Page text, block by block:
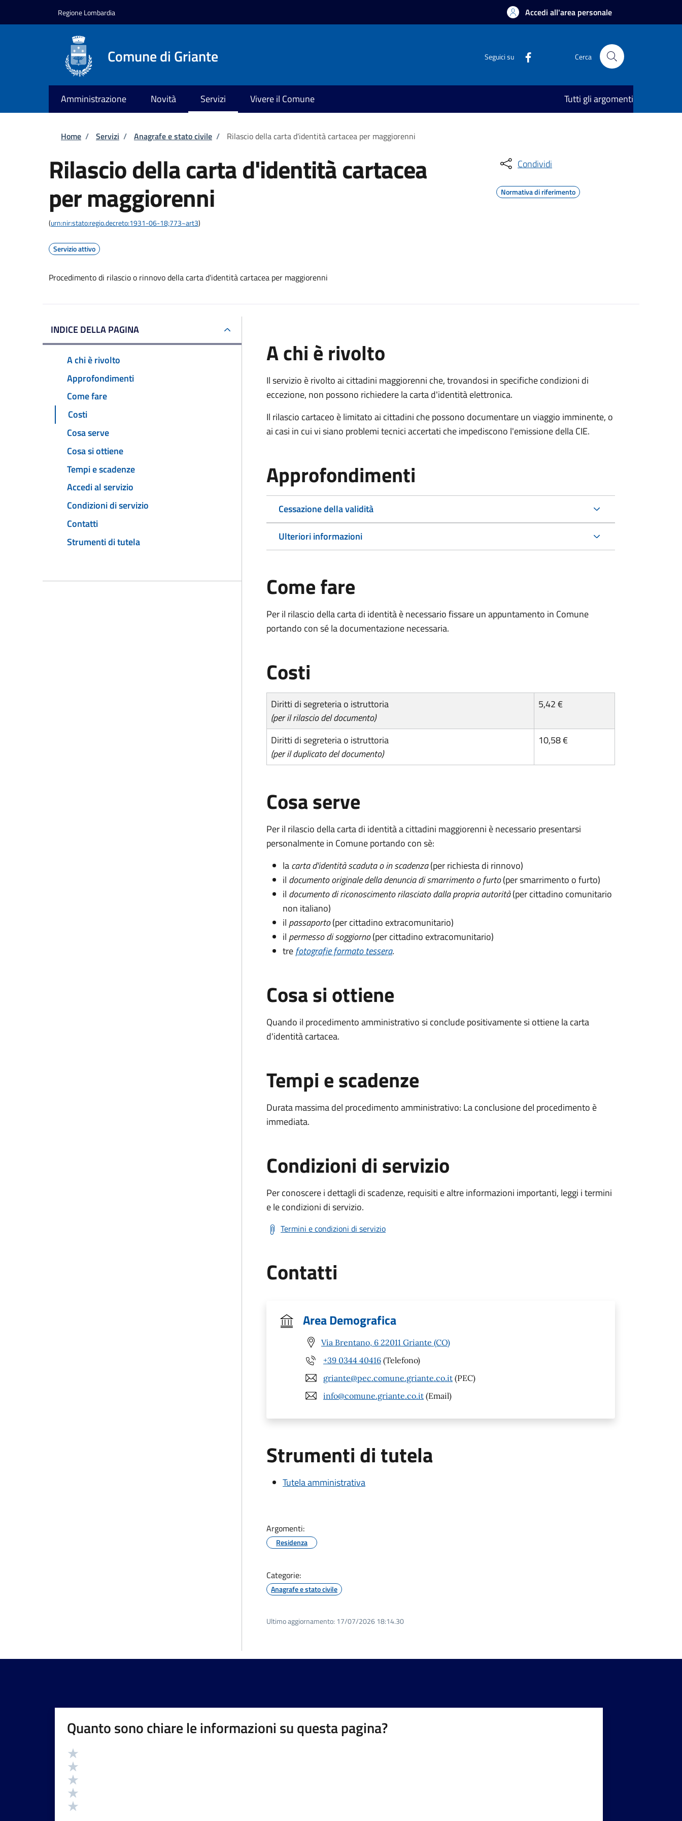
Regione Lombardia Accedi all'area personale
Comune di Griante Seguici su Cerca
Amministrazione Novità Servizi Vivere il Comune Tutti gli argomenti
Briciole di pane
Home / Servizi / Anagrafe e stato civile / Rilascio della carta d'identità cartacea per maggiorenni
Rilascio della carta d'identità cartacea
per maggiorenni
(urn:nir:stato:regio.decreto:1931-06-18;773~art3)
Servizio attivo
Procedimento di rilascio o rinnovo della carta d'identità cartacea per maggiorenni
Condividi
Normativa di riferimento
INDICE DELLA PAGINA
A chi è rivolto
Approfondimenti
Come fare
Costi
Cosa serve
Cosa si ottiene
Tempi e scadenze
Accedi al servizio
Condizioni di servizio
Contatti
Strumenti di tutela
A chi è rivolto
Il servizio è rivolto ai cittadini maggiorenni che, trovandosi in specifiche condizioni di
eccezione, non possono richiedere la carta d'identità elettronica.
Il rilascio cartaceo è limitato ai cittadini che possono documentare un viaggio imminente, o
ai casi in cui vi siano problemi tecnici accertati che impediscono l'emissione della CIE.
Approfondimenti
Cessazione della validità
Ulteriori informazioni
Come fare
Per il rilascio della carta di identità è necessario fissare un appuntamento in Comune
portando con sé la documentazione necessaria.
Costi
Diritti di segreteria o istruttoria
(per il rilascio del documento)
5,42 €
Diritti di segreteria o istruttoria
(per il duplicato del documento)
10,58 €
Cosa serve
Per il rilascio della carta di identità a cittadini maggiorenni è necessario presentarsi
personalmente in Comune portando con sè:
lacarta d'identità scaduta o in scadenza(per richiesta di rinnovo)
il documento originale della denuncia di smarrimento o furto(per smarrimento o furto)
il documento di riconoscimento rilasciato dalla propria autorità(per cittadino comunitario
non italiano)
il passaporto(per cittadino extracomunitario)
il permesso di soggiorno(per cittadino extracomunitario)
trefotografie formato tessera.
Cosa si ottiene
Quando il procedimento amministrativo si conclude positivamente si ottiene la carta
d'identità cartacea.
Tempi e scadenze
Durata massima del procedimento amministrativo: La conclusione del procedimento è
immediata.
Condizioni di servizio
Per conoscere i dettagli di scadenze, requisiti e altre informazioni importanti, leggi i termini
e le condizioni di servizio.
Termini e condizioni di servizio
Contatti
Area Demografica
Via Brentano, 6 22011 Griante (CO)
+39 0344 40416 (Telefono)
griante@pec.comune.griante.co.it (PEC)
info@comune.griante.co.it (Email)
Strumenti di tutela
Tutela amministrativa
Argomenti:
Residenza
Categorie:
Anagrafe e stato civile
Ultimo aggiornamento: 17/07/2026 18:14.30
Quanto sono chiare le informazioni su questa pagina?
Valutazione